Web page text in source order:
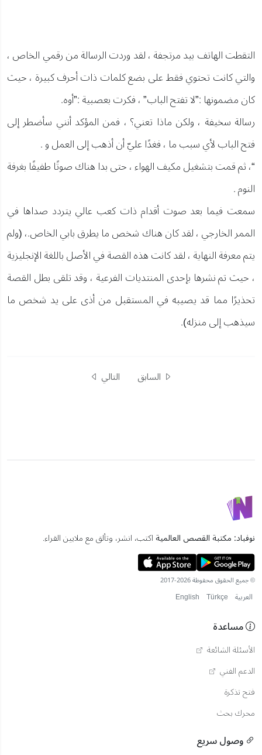
التقطت الهاتف بيد مرتجفة ، لقد وردت الرسالة من رقمي الخاص ،
والتي كانت تحتوي فقط على بضع كلمات ذات أحرف كبيرة ، حيث
كان مضمونها :”لا تفتح الباب” ، فكرت بعصبية :”أوه.
رسالة سخيفة ، ولكن ماذا تعني؟ ، فمن المؤكد أنني سأضطر إلى
فتح الباب لأي سبب ما ، فغدًا عليّ أن أذهب إلى العمل و .
“، ثم قمت بتشغيل مكيف الهواء ، حتى بدا هناك صوتًا طفيفًا بغرفة
النوم .
سمعت فيما بعد صوت أقدام ذات كعب عالي يتردد صداها في
الممر الخارجي ، لقد كان هناك شخص ما يطرق بابي الخاص.، (ولم
يتم معرفة النهاية ، لقد كانت هذه القصة في الأصل باللغة الإنجليزية
، حيث تم نشرها بإحدى المنتديات الفرعية ، وقد تلقى بطل القصة
تحذيرًا مما قد يصيبه في المستقبل من أذى على يد شخص ما
سيذهب إلى منزله).
السابق التالي
نوفباد: مكتبة القصص العالمية اكتب، انشر، وتألق مع ملايين القراء.
© جميع الحقوق محفوظة 2026-2017
العربية English Türkçe
مساعدة
الأسئلة الشائعة
الدعم الفني
فتح تذكرة
محرك بحث
وصول سريع